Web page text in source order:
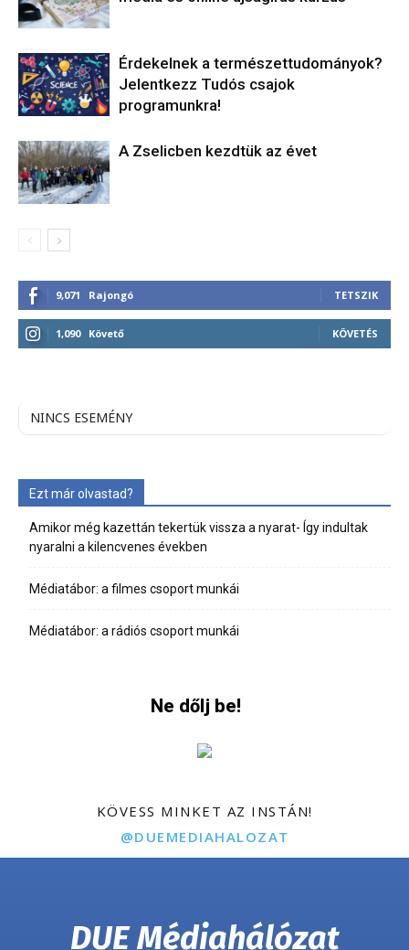
Érdekelnek a természettudományok?
Jelentkezz Tudós csajok
programunkra!
A Zselicben kezdtük az évet
9,071 Rajongó TETSZIK
1,090 Követő KÖVETÉS
NINCS ESEMÉNY
Ezt már olvastad?
Amikor még kazettán tekertük vissza a nyarat- Így indultak
nyaralni a kilencvenes években
Médiatábor: a filmes csoport munkái
Médiatábor: a rádiós csoport munkái
Ne dőlj be!
KÖVESS MINKET AZ INSTÁN!
@DUEMEDIAHALOZAT
DUE Médiahálózat